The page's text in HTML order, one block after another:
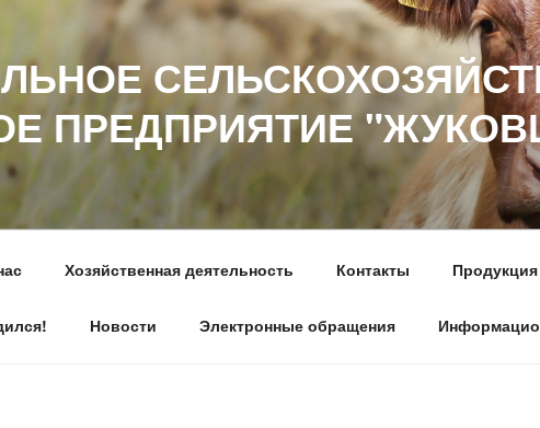
ПРЕДПРИЯТИЕ
Хозяйственная деятельность Контакты Продукция
Новости Электронные обращения